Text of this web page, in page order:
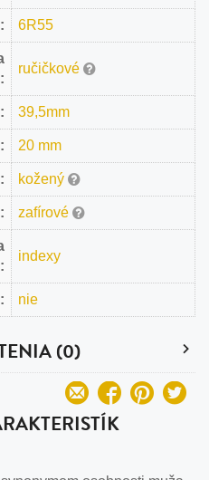
6R55
ručičkové
39,5mm
20 mm
kožený
zafírové
indexy
nie
(0)